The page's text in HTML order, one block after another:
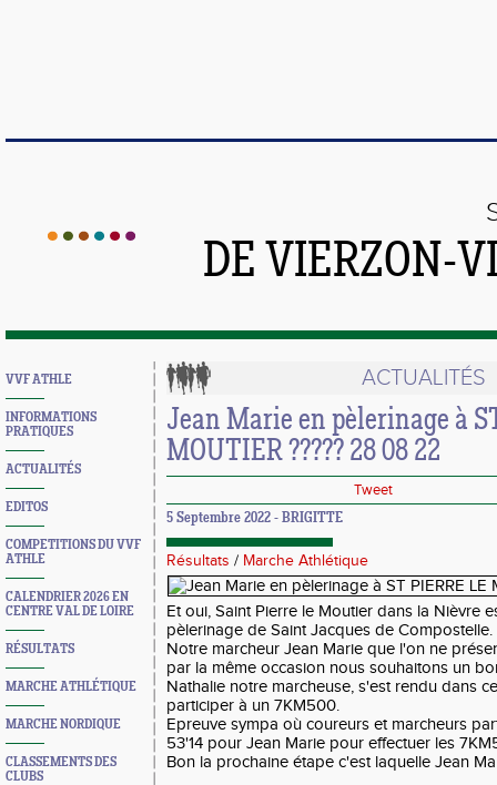
DE VIERZON-
VVF ATHLE
INFORMATIONS
PRATIQUES
ACTUALITÉS
EDITOS
COMPETITIONS DU VVF
ATHLE
CALENDRIER 2026 EN
CENTRE VAL DE LOIRE
RÉSULTATS
MARCHE ATHLÉTIQUE
MARCHE NORDIQUE
CLASSEMENTS DES
CLUBS
ACTUALITÉS
Jean Marie en pèlerinage à
MOUTIER ????? 28 08 22
Tweet
5 Septembre 2022 - BRIGITTE
Résultats / Marche Athlétique
Et oui, Saint Pierre le Moutier dans la Nièvre
pèlerinage de Saint Jacques de Compostelle.
Notre marcheur Jean Marie que l'on ne
par la même occasion nous souhaitons un
Nathalie notre marcheuse, s'est rendu dans
participer à un 7KM500.
Epreuve sympa où coureurs et marcheurs
53'14 pour Jean Marie pour effectuer les
Bon la prochaine étape c'est laquelle Jean